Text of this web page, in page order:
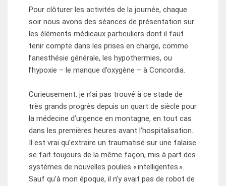
Pour clôturer les activités de la journée, chaque
soir nous avons des séances de présentation sur
les éléments médicaux particuliers dont il faut
tenir compte dans les prises en charge, comme
l’anesthésie générale, les hypothermies, ou
l’hypoxie – le manque d’oxygène – à Concordia.
Curieusement, je n’ai pas trouvé à ce stade de
très grands progrès depuis un quart de siècle pour
la médecine d’urgence en montagne, en tout cas
dans les premières heures avant l’hospitalisation.
Il est vrai qu’extraire un traumatisé sur une falaise
se fait toujours de la même façon, mis à part des
systèmes de nouvelles poulies « intelligentes ».
Sauf qu’à mon époque, il n’y avait pas de robot de